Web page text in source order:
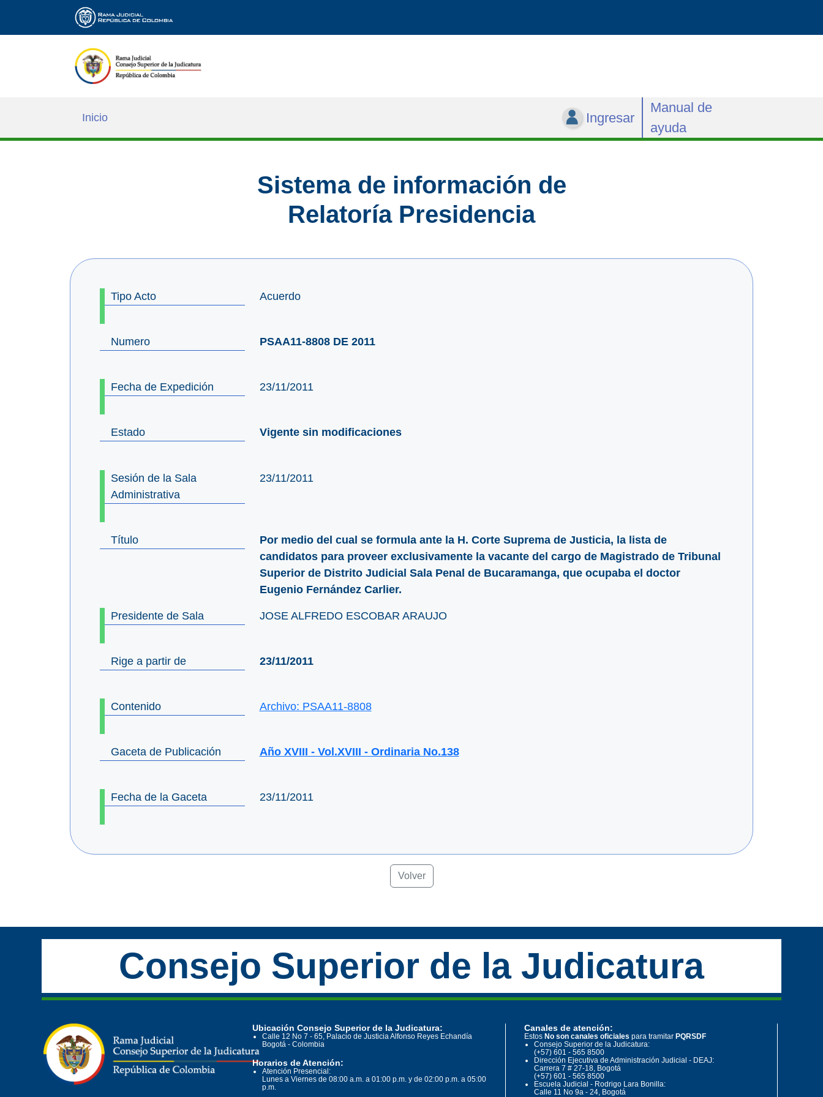
Inicio Ingresar
Manual de
ayuda
Sistema de información de
Relatoría Presidencia
Tipo Acto Acuerdo
Numero PSAA11-8808 DE 2011
Fecha de Expedición 23/11/2011
Estado Vigente sin modificaciones
Sesión de la Sala
Administrativa
23/11/2011
Título
Por medio del cual se formula ante la H. Corte Suprema de Justicia, la lista de
candidatos para proveer exclusivamente la vacante del cargo de Magistrado de Tribunal
Superior de Distrito Judicial Sala Penal de Bucaramanga, que ocupaba el doctor
Eugenio Fernández Carlier.
Presidente de Sala JOSE ALFREDO ESCOBAR ARAUJO
Rige a partir de 23/11/2011
Contenido Archivo: PSAA11-8808
Gaceta de Publicación Año XVIII - Vol.XVIII - Ordinaria No.138
Fecha de la Gaceta 23/11/2011
Volver
Consejo Superior de la Judicatura
Ubicación Consejo Superior de la Judicatura:
Calle 12 No 7 - 65, Palacio de Justicia Alfonso Reyes Echandía
Bogotá - Colombia
Horarios de Atención:
Atención Presencial:
Lunes a Viernes de 08:00 a.m. a 01:00 p.m. y de 02:00 p.m. a 05:00
p.m.
Canales de atención:
Estos No son canales oficiales para tramitar PQRSDF
Consejo Superior de la Judicatura:
(+57) 601 - 565 8500
Dirección Ejecutiva de Administración Judicial - DEAJ:
Carrera 7 # 27-18, Bogotá
(+57) 601 - 565 8500
Escuela Judicial - Rodrigo Lara Bonilla:
Calle 11 No 9a - 24, Bogotá